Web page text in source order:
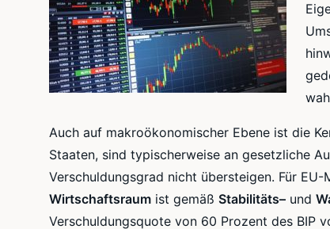
Auch auf makroökonomischer Ebene ist die
Staaten, sind typischerweise an gesetzliche
Verschuldungsgrad nicht übersteigen. Für EU-
Wirtschaftsraum ist gemäß Stabilitäts– und
Verschuldungsquote von 60 Prozent des BIP